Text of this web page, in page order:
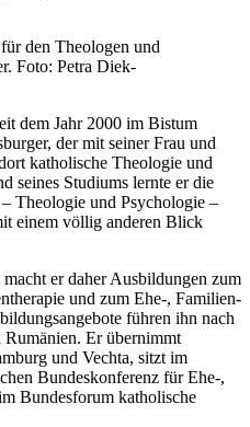
den Theologen und
Foto: Petra Diek-
dem Jahr 2000 im Bistum
der mit seiner Frau und
katholische Theologie und
seines Studiums lernte er die
Theologie und Psychologie –
einem völlig anderen Blick
er daher Ausbildungen zum
und zum Ehe-, Familien-
führen ihn nach
Er übernimmt
und Vechta, sitzt im
Bundeskonferenz für Ehe-,
Bundesforum katholische